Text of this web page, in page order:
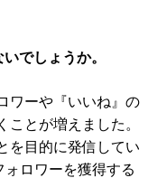
でしょうか。
ワーや『いいね』の
とが増えました。
を目的に発信してい
ロワーを獲得する